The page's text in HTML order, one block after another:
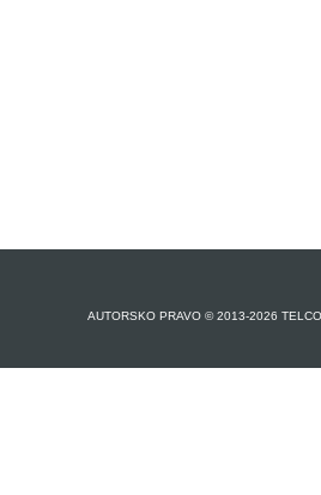
AUTORSKO PRAVO © 2013-2026